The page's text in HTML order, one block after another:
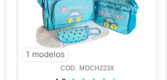
1 modelos
COD. MOCH223X